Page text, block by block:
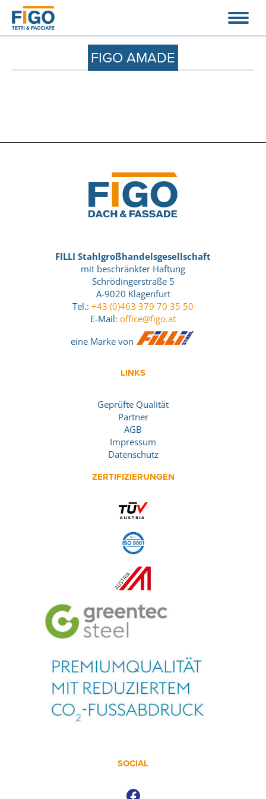
FIGO AMADE
FILLI Stahlgroßhandelsgesellschaft
mit beschränkter Haftung
Schrödingerstraße 5
A-9020 Klagenfurt
Tel.: +43 (0)463 379 70 35 50
E-Mail: office@figo.at
eine Marke von
LINKS
Geprüfte Qualität
Partner
AGB
Impressum
Datenschutz
ZERTIFIZIERUNGEN
SOCIAL